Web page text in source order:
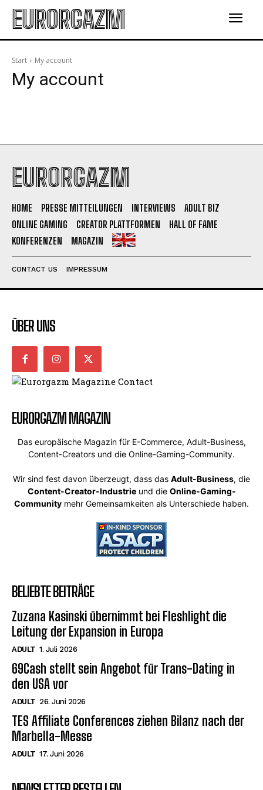
EURORGAZM
Start My account
My account
EURORGAZM
HOME PRESSE MITTEILUNGEN INTERVIEWS
ADULT BIZ
ONLINE GAMING
CREATOR PLATTFORMEN
HALL OF FAME
KONFERENZEN
MAGAZIN
CONTACT US IMPRESSUM
ÜBER UNS
EURORGAZM MAGAZIN
Das europäische Magazin für E-Commerce, Adult-Business,
Content-Creators und die Online-Gaming-Community.
Wir sind fest davon überzeugt, dass das Adult-Business, die
Content-Creator-Industrieund die Online-Gaming-
Community mehr Gemeinsamkeiten als Unterschiede haben.
BELIEBTE BEITRÄGE
Zuzana Kasinski übernimmt bei Fleshlight die
Leitung der Expansion in Europa
ADULT 1. Juli 2026
69Cash stellt sein Angebot für Trans-Dating in
den USA vor
ADULT 26. Juni 2026
TES Affiliate Conferences ziehen Bilanz nach der
Marbella-Messe
ADULT 17. Juni 2026